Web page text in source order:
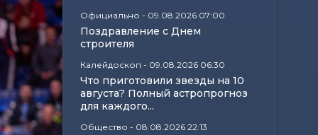
Официально - 09.08.2026 07:00
Поздравление с Днем
строителя
Калейдоскоп - 09.08.2026 06:30
Что приготовили звезды на 10
августа? Полный астропрогноз
для каждого...
Общество - 08.08.2026 22:13